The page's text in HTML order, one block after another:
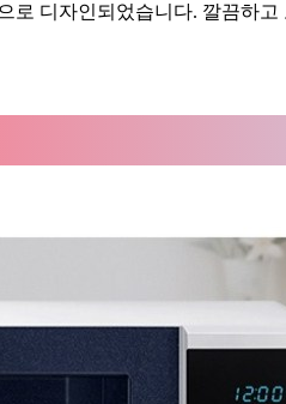
로 디자인되었습니다. 깔끔하